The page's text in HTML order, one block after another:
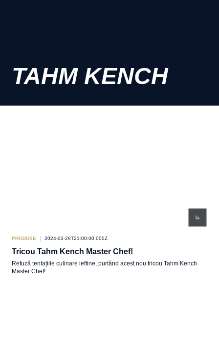
TAHM KENCH
PRODUSE 2024-03-29T21:00:00.000Z
Tricou Tahm Kench Master Chef!
Refuză tentațiile culinare ieftine, purtând acest nou tricou Tahm Kench
Master Chef!